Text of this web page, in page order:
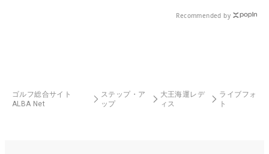
Recommended by
ゴルフ総合サイト
ALBA Net
ステップ・ア
ップ
大王海運レデ
ィス
ライブフォ
ト